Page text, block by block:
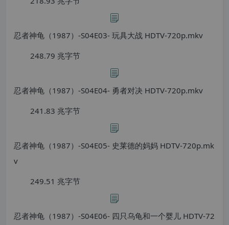
忍者神龟（1987）-S04E03- 玩具大战 HDTV-720p.mkv
248.79 兆字节
忍者神龟（1987）-S04E04- 勇者对决 HDTV-720p.mkv
241.83 兆字节
忍者神龟（1987）-S04E05- 史莱德的妈妈 HDTV-720p.mk
v
249.51 兆字节
忍者神龟（1987）-S04E06- 四只乌龟和一个婴儿 HDTV-72